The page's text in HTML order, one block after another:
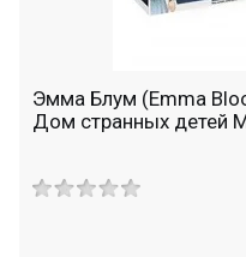
Эмма Блум (Emma
Дом странных детей